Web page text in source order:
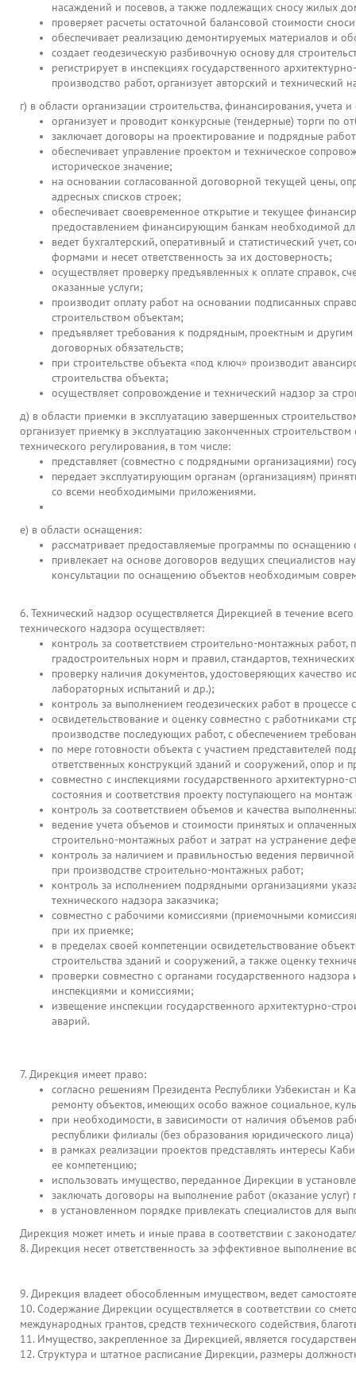
насаждений и посевов, а также подлежащих сносу жилых
проверяет расчеты остаточной балансовой стоимости
обеспечивает реализацию демонтируемых материалов и
создает геодезическую разбивочную основу для
регистрирует в инспекциях государственного
производство работ, организует авторский и
г) в области организации строительства, финансирования, учета и
организует и проводит конкурсные (тендерные) торги по
заключает договоры на проектирование и подрядные
обеспечивает управление проектом и техническое
историческое значение;
на основании согласованной договорной текущей цены,
адресных списков строек;
обеспечивает своевременное открытие и текущее
предоставлением финансирующим банкам необходимой
ведет бухгалтерский, оперативный и статистический учет,
формами и несет ответственность за их достоверность;
осуществляет проверку предъявленных к оплате справок,
оказанные услуги;
производит оплату работ на основании подписанных
строительством объектам;
предъявляет требования к подрядным, проектным и
договорных обязательств;
при строительстве объекта «под ключ» производит
строительства объекта;
осуществляет сопровождение и технический надзор за
д) в области приемки в эксплуатацию завершенных
организует приемку в эксплуатацию законченных
технического регулирования, в том числе:
представляет (совместно с подрядными организациями)
передает эксплуатирующим органам (организациям)
со всеми необходимыми приложениями.
е) в области оснащения:
рассматривает предоставляемые программы по
привлекает на основе договоров ведущих специалистов
консультации по оснащению объектов необходимым
6. Технический надзор осуществляется Дирекцией в течение
технического надзора осуществляет:
контроль за соответствием строительно-монтажных
градостроительных норм и правил, стандартов,
проверку наличия документов, удостоверяющих качество
лабораторных испытаний и др.);
контроль за выполнением геодезических работ в процессе
освидетельствование и оценку совместно с работниками
производстве последующих работ, с обеспечением
по мере готовности объекта с участием представителей
ответственных конструкций зданий и сооружений, опор и
совместно с инспекциями государственного
состояния и соответствия проекту поступающего на
контроль за соответствием объемов и качества
ведение учета объемов и стоимости принятых и
строительно-монтажных работ и затрат на устранение
контроль за наличием и правильностью ведения
при производстве строительно-монтажных работ;
контроль за исполнением подрядными организациями
технического надзора заказчика;
совместно с рабочими комиссиями (приемочными
при их приемке;
в пределах своей компетенции освидетельствование
строительства зданий и сооружений, а также оценку
проверки совместно с органами государственного
инспекциями и комиссиями;
извещение инспекции государственного архитектурно-
аварий.
7. Дирекция имеет право:
согласно решениям Президента Республики Узбекистан и
ремонту объектов, имеющих особо важное социальное,
при необходимости, в зависимости от наличия объемов
республики филиалы (без образования юридического
в рамках реализации проектов представлять интересы
ее компетенцию;
использовать имущество, переданное Дирекции в
заключать договоры на выполнение работ (оказание
в установленном порядке привлекать специалистов для
Дирекция может иметь и иные права в соответствии с
8. Дирекция несет ответственность за эффективное выполнение
9. Дирекция владеет обособленным имуществом, ведет
10. Содержание Дирекции осуществляется в соответствии со
международных грантов, средств технического содействия,
11. Имущество, закрепленное за Дирекцией, является
12. Структура и штатное расписание Дирекции, размеры